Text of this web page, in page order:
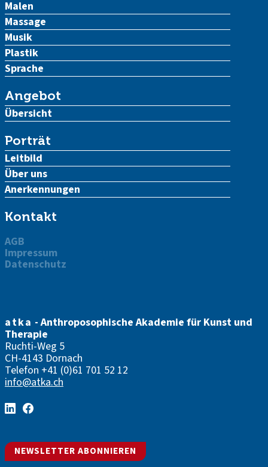
Malen
Massage
Musik
Plastik
Sprache
Angebot
Übersicht
Porträt
Leitbild
Über uns
Anerkennungen
Kontakt
AGB
Impressum
Datenschutz
atka - Anthroposophische Akademie für Kunst und
Therapie
Ruchti-Weg 5
CH-4143 Dornach
Telefon +41 (0)61 701 52 12
info@atka.ch
NEWSLETTER ABONNIEREN